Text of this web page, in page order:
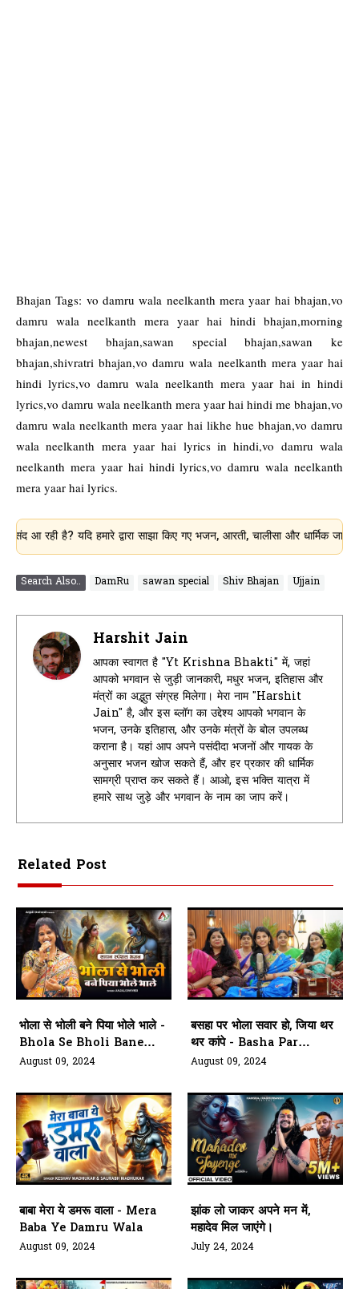
Bhajan Tags: vo damru wala neelkanth mera yaar hai bhajan,vo
damru wala neelkanth mera yaar hai hindi bhajan,morning
bhajan,newest bhajan,sawan special bhajan,sawan ke
bhajan,shivratri bhajan,vo damru wala neelkanth mera yaar hai
hindi lyrics,vo damru wala neelkanth mera yaar hai in hindi
lyrics,vo damru wala neelkanth mera yaar hai hindi me bhajan,vo
damru wala neelkanth mera yaar hai likhe hue bhajan,vo damru
wala neelkanth mera yaar hai lyrics in hindi,vo damru wala
neelkanth mera yaar hai hindi lyrics,vo damru wala neelkanth
mera yaar hai lyrics.
है? यदि हमारे द्वारा साझा किए गए भजन, आरती, चालीसा और धार्मिक
Search Also.. DamRu sawan special Shiv Bhajan Ujjain
Harshit Jain
आपका स्वागत है "Yt Krishna Bhakti" में, जहां
आपको भगवान से जुड़ी जानकारी, मधुर भजन, इतिहास और
मंत्रों का अद्भुत संग्रह मिलेगा। मेरा नाम "Harshit
Jain" है, और इस ब्लॉग का उद्देश्य आपको भगवान के
भजन, उनके इतिहास, और उनके मंत्रों के बोल उपलब्ध
कराना है। यहां आप अपने पसंदीदा भजनों और गायक के
अनुसार भजन खोज सकते हैं, और हर प्रकार की धार्मिक
सामग्री प्राप्त कर सकते हैं। आओ, इस भक्ति यात्रा में
हमारे साथ जुड़े और भगवान के नाम का जाप करें।
Related Post
भोला से भोली बने पिया भोले भाले -
Bhola Se Bholi Bane
Piya Bhole Bhale
August 09, 2024
बसहा पर भोला सवार हो, जिया थर
थर कांपे - Basha Par
Bhola Sawar Ho Jiya
August 09, 2024
बाबा मेरा ये डमरू वाला - Mera
Baba Ye Damru Wala
August 09, 2024
झांक लो जाकर अपने मन में,
महादेव मिल जाएंगे।
July 24, 2024